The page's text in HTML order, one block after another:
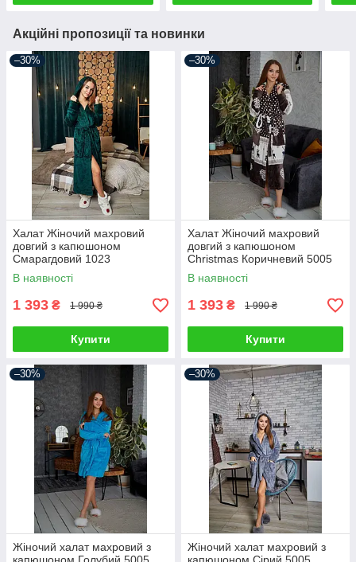
Акційні пропозиції та новинки
–30%
Халат Жіночий махровий
довгий з капюшоном
Смарагдовий 1023
В наявності
1 393 ₴ 1 990 ₴
Купити
–30%
Халат Жіночий махровий
довгий з капюшоном
Christmas Коричневий 5005
В наявності
1 393 ₴ 1 990 ₴
Купити
–30%
Жіночий халат махровий з
–30%
Жіночий халат махровий з